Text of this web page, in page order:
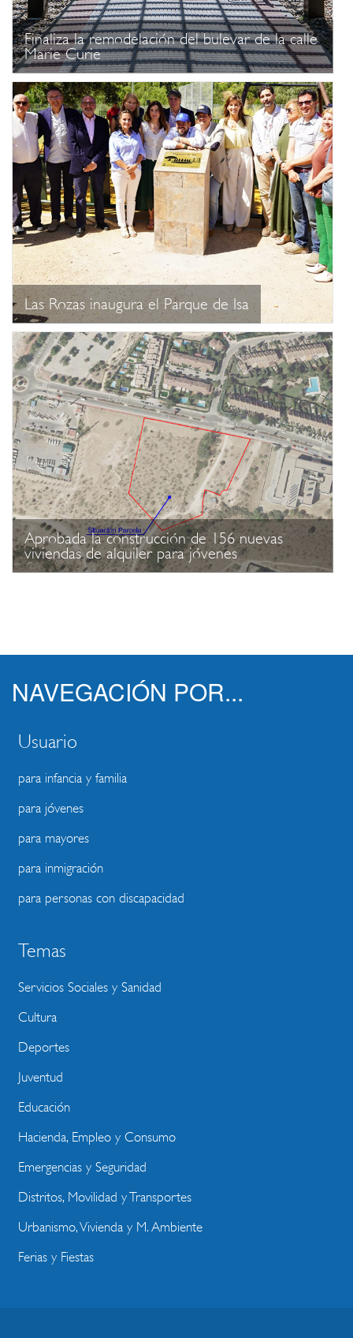
Finaliza la remodelación del bulevar de la calle
Marie Curie
Las Rozas inaugura el Parque de Isa
Aprobada la construcción de 156 nuevas
viviendas de alquiler para jóvenes
NAVEGACIÓN POR...
Usuario
para infancia y familia
para jóvenes
para mayores
para inmigración
para personas con discapacidad
Temas
Servicios Sociales y Sanidad
Cultura
Deportes
Juventud
Educación
Hacienda, Empleo y Consumo
Emergencias y Seguridad
Distritos, Movilidad y Transportes
Urbanismo, Vivienda y M. Ambiente
Ferias y Fiestas